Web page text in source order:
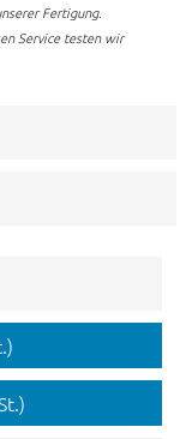
Fertigung.
Service testen wir